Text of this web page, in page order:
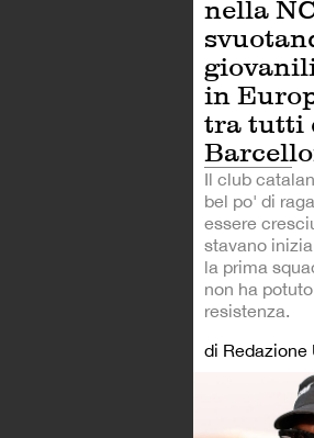
nella
in
tra tutti
Il club
bel po' di
essere
stavano
la prima
non ha
resistenza.
di Redazione